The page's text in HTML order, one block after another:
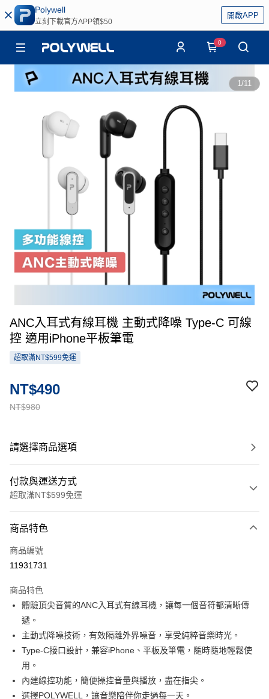
Polywell
立刻下載官方APP領$50
開啟APP
0
1/11
ANC入耳式有線耳機 主動式降噪 Type-C 可線
控 適用iPhone平板筆電
超取滿NT$599免運
NT$980
NT$490
請選擇商品選項
付款與運送方式
超取滿NT$599免運
信用卡一次付款
超商取貨付款
Apple Pay
街口支付
悠遊付
ATM付款
商品特色
商品編號
11931731
商品特色
體驗頂尖音質的ANC入耳式有線耳機，讓每一個音符都清晰傳
遞。
主動式降噪技術，有效隔離外界噪音，享受純粹音樂時光。
Type-C接口設計，兼容iPhone、平板及筆電，隨時隨地輕鬆使
用。
內建線控功能，簡便操控音量與播放，盡在指尖。
選擇POLYWELL，讓音樂陪伴你走過每一天。